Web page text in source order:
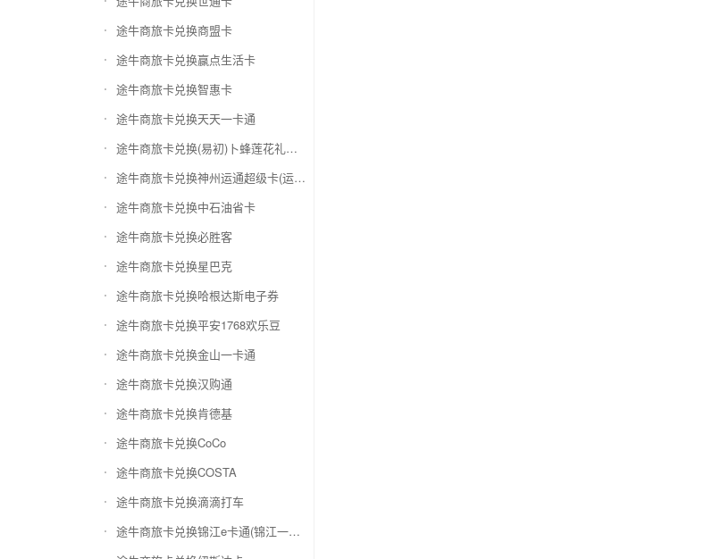
途牛商旅卡兑换商盟卡
途牛商旅卡兑换赢点生活卡
途牛商旅卡兑换智惠卡
途牛商旅卡兑换天天一卡通
途牛商旅卡兑换(易初)卜蜂莲花礼品卡
途牛商旅卡兑换神州运通超级卡(运通网购卡)
途牛商旅卡兑换中石油省卡
途牛商旅卡兑换必胜客
途牛商旅卡兑换星巴克
途牛商旅卡兑换哈根达斯电子券
途牛商旅卡兑换平安1768欢乐豆
途牛商旅卡兑换金山一卡通
途牛商旅卡兑换汉购通
途牛商旅卡兑换肯德基
途牛商旅卡兑换CoCo
途牛商旅卡兑换COSTA
途牛商旅卡兑换滴滴打车
途牛商旅卡兑换锦江e卡通(锦江一卡通)